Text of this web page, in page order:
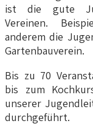
ist die gute
Vereinen.
anderem die
Gartenbauverein.
Bis zu 70
bis zum
unserer
durchgeführt.